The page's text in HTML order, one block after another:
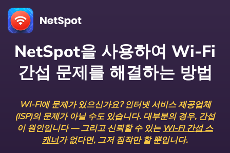
NetSpot을 사용하여 Wi-Fi
간섭 문제를 해결하는 방법
WI-FI에 문제가 있으신가요? 인터넷 서비스 제공업체
(ISP)의 문제가 아닐 수도 있습니다. 대부분의 경우, 간섭
이 원인입니다 — 그리고 신뢰할 수 있는 WI-FI 간섭 스
캐너가 없다면, 그저 짐작만 할 뿐입니다.